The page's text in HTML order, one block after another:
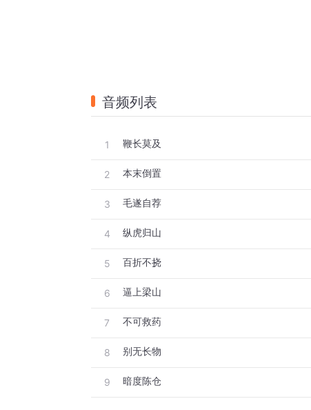
音频列表
1 鞭长莫及
2 本末倒置
3 毛遂自荐
4 纵虎归山
5 百折不挠
6 逼上梁山
7 不可救药
8 别无长物
9 暗度陈仓